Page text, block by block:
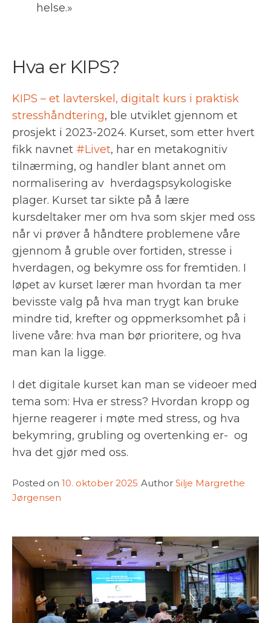
helse.»
Hva er KIPS?
KIPS – et lavterskel, digitalt kurs i praktisk
stresshåndtering, ble utviklet gjennom et
prosjekt i 2023-2024. Kurset, som etter hvert
fikk navnet #Livet, har en metakognitiv
tilnærming, og handler blant annet om
normalisering av hverdagspsykologiske
plager. Kurset tar sikte på å lære
kursdeltaker mer om hva som skjer med oss
når vi prøver å håndtere problemene våre
gjennom å gruble over fortiden, stresse i
hverdagen, og bekymre oss for fremtiden. I
løpet av kurset lærer man hvordan ta mer
bevisste valg på hva man trygt kan bruke
mindre tid, krefter og oppmerksomhet på i
livene våre: hva man bør prioritere, og hva
man kan la ligge.
I det digitale kurset kan man se videoer med
tema som: Hva er stress? Hvordan kropp og
hjerne reagerer i møte med stress, og hva
bekymring, grubling og overtenking er- og
hva det gjør med oss.
Posted on 10. oktober 2025 Author Silje Margrethe
Jørgensen